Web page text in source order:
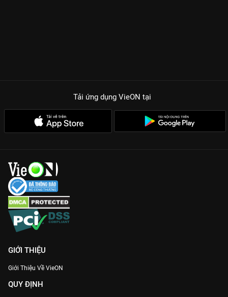
Tải ứng dụng VieON tại
GIỚI THIỆU
Giới Thiệu Về VieON
QUY ĐỊNH